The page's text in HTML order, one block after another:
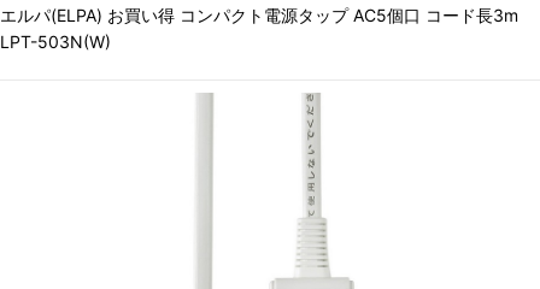
エルパ(ELPA) お買い得 コンパクト電源タップ AC5個口 コード長3m
LPT-503N(W)